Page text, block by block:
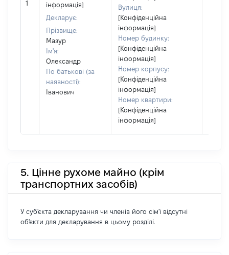
1
інформація]
Декларує:
Прізвище:
Мазур
Ім'я:
Олександр
По батькові (за
наявності):
Іванович
Вулиця:
[Конфіденційна
інформація]
Номер будинку:
[Конфіденційна
інформація]
Номер корпусу:
[Конфіденційна
інформація]
Номер квартири:
[Конфіденційна
інформація]
5. Цінне рухоме майно (крім
транспортних засобів)
У суб'єкта декларування чи членів його сім'ї відсутні
об'єкти для декларування в цьому розділі.